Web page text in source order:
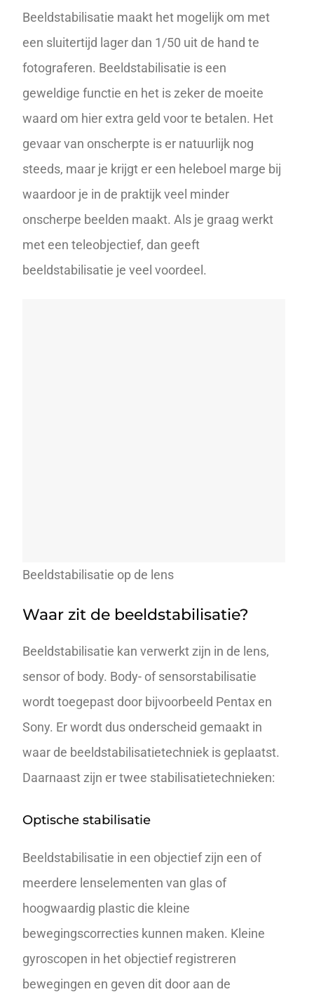
Beeldstabilisatie maakt het mogelijk om met
een sluitertijd lager dan 1/50 uit de hand te
fotograferen. Beeldstabilisatie is een
geweldige functie en het is zeker de moeite
waard om hier extra geld voor te betalen. Het
gevaar van onscherpte is er natuurlijk nog
steeds, maar je krijgt er een heleboel marge bij
waardoor je in de praktijk veel minder
onscherpe beelden maakt. Als je graag werkt
met een teleobjectief, dan geeft
beeldstabilisatie je veel voordeel.
Beeldstabilisatie op de lens
Waar zit de beeldstabilisatie?
Beeldstabilisatie kan verwerkt zijn in de lens,
sensor of body. Body- of sensorstabilisatie
wordt toegepast door bijvoorbeeld Pentax en
Sony. Er wordt dus onderscheid gemaakt in
waar de beeldstabilisatietechniek is geplaatst.
Daarnaast zijn er twee stabilisatietechnieken:
Optische stabilisatie
Beeldstabilisatie in een objectief zijn een of
meerdere lenselementen van glas of
hoogwaardig plastic die kleine
bewegingscorrecties kunnen maken. Kleine
gyroscopen in het objectief registreren
bewegingen en geven dit door aan de